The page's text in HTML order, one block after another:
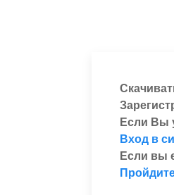
Если Вы
Вход в
Если вы